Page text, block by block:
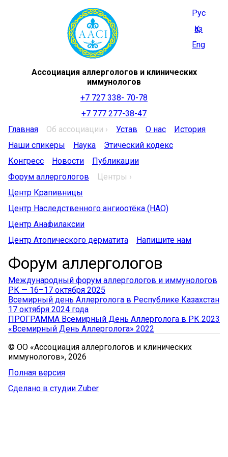
Рус
Қаз
Eng
Ассоциация аллергологов и клинических
иммунологов
+7 727 338- 70-78
+7 777 277-38-47
Главная
Об ассоциации › Устав О нас
История
Наши спикеры
Наука
Этический кодекс
Конгресс
Новости
Публикации
Форум аллергологов
Центры ›
Центр Крапивницы
Центр Наследственного ангиоотёка (НАО)
Центр Анафилаксии
Центр Атопического дерматита
Напишите нам
Форум аллергологов
Международный форум аллергологов и иммунологов
РК — 16–17 октября 2025
Всемирный день Аллерголога в Республике Казахстан
17 октября 2024 года
ПРОГРАММА Всемирный День Аллерголога в РК 2023
«Всемирный День Аллерголога» 2022
© ОО «Ассоциация аллергологов и клинических
иммунологов», 2026
Полная версия
Сделано в студии Zuber